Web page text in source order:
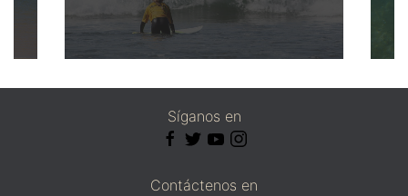
Síganos en
Contáctenos en